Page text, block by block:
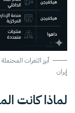
أبرز الثغرات
إيران
لماذا كانت